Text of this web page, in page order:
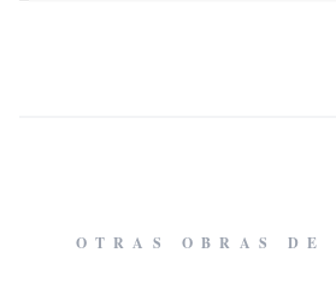
OTRAS OBRAS DE